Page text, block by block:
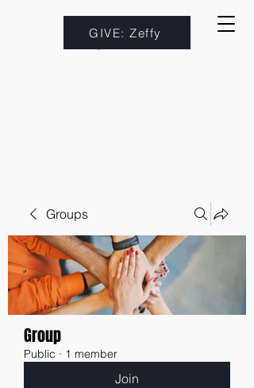
GIVE: Zeffy
Groups
Group
Public · 1 member
Join